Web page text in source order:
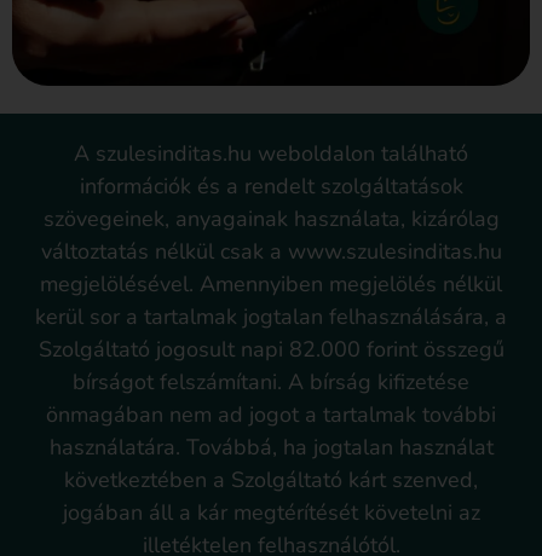
A szulesinditas.hu weboldalon található
információk és a rendelt szolgáltatások
szövegeinek, anyagainak használata, kizárólag
változtatás nélkül csak a www.szulesinditas.hu
megjelölésével. Amennyiben megjelölés nélkül
kerül sor a tartalmak jogtalan felhasználására, a
Szolgáltató jogosult napi 82.000 forint összegű
bírságot felszámítani. A bírság kifizetése
önmagában nem ad jogot a tartalmak további
használatára. Továbbá, ha jogtalan használat
következtében a Szolgáltató kárt szenved,
jogában áll a kár megtérítését követelni az
illetéktelen felhasználótól.